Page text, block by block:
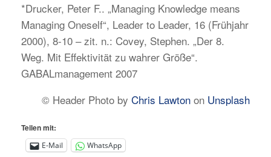
*Drucker, Peter F.. „Managing Knowledge means
Managing Oneself“, Leader to Leader, 16 (Frühjahr
2000), 8-10 – zit. n.: Covey, Stephen. „Der 8.
Weg. Mit Effektivität zu wahrer Größe“.
GABALmanagement 2007
© Header Photo by Chris Lawton on Unsplash
Teilen mit:
E-Mail WhatsApp